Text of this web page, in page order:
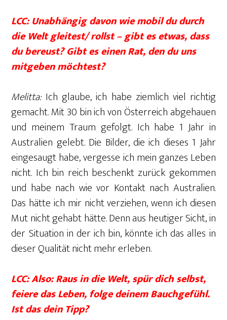
LCC: Unabhängig davon wie mobil du durch
die Welt gleitest/ rollst – gibt es etwas, dass
du bereust? Gibt es einen Rat, den du uns
mitgeben möchtest?
Melitta: Ich glaube, ich habe ziemlich viel richtig
gemacht. Mit 30 bin ich von Österreich abgehauen
und meinem Traum gefolgt. Ich habe 1 Jahr in
Australien gelebt. Die Bilder, die ich dieses 1 Jahr
eingesaugt habe, vergesse ich mein ganzes Leben
nicht. Ich bin reich beschenkt zurück gekommen
und habe nach wie vor Kontakt nach Australien.
Das hätte ich mir nicht verziehen, wenn ich diesen
Mut nicht gehabt hätte. Denn aus heutiger Sicht, in
der Situation in der ich bin, könnte ich das alles in
dieser Qualität nicht mehr erleben.
LCC: Also: Raus in die Welt, spür dich selbst,
feiere das Leben, folge deinem Bauchgefühl.
Ist das dein Tipp?